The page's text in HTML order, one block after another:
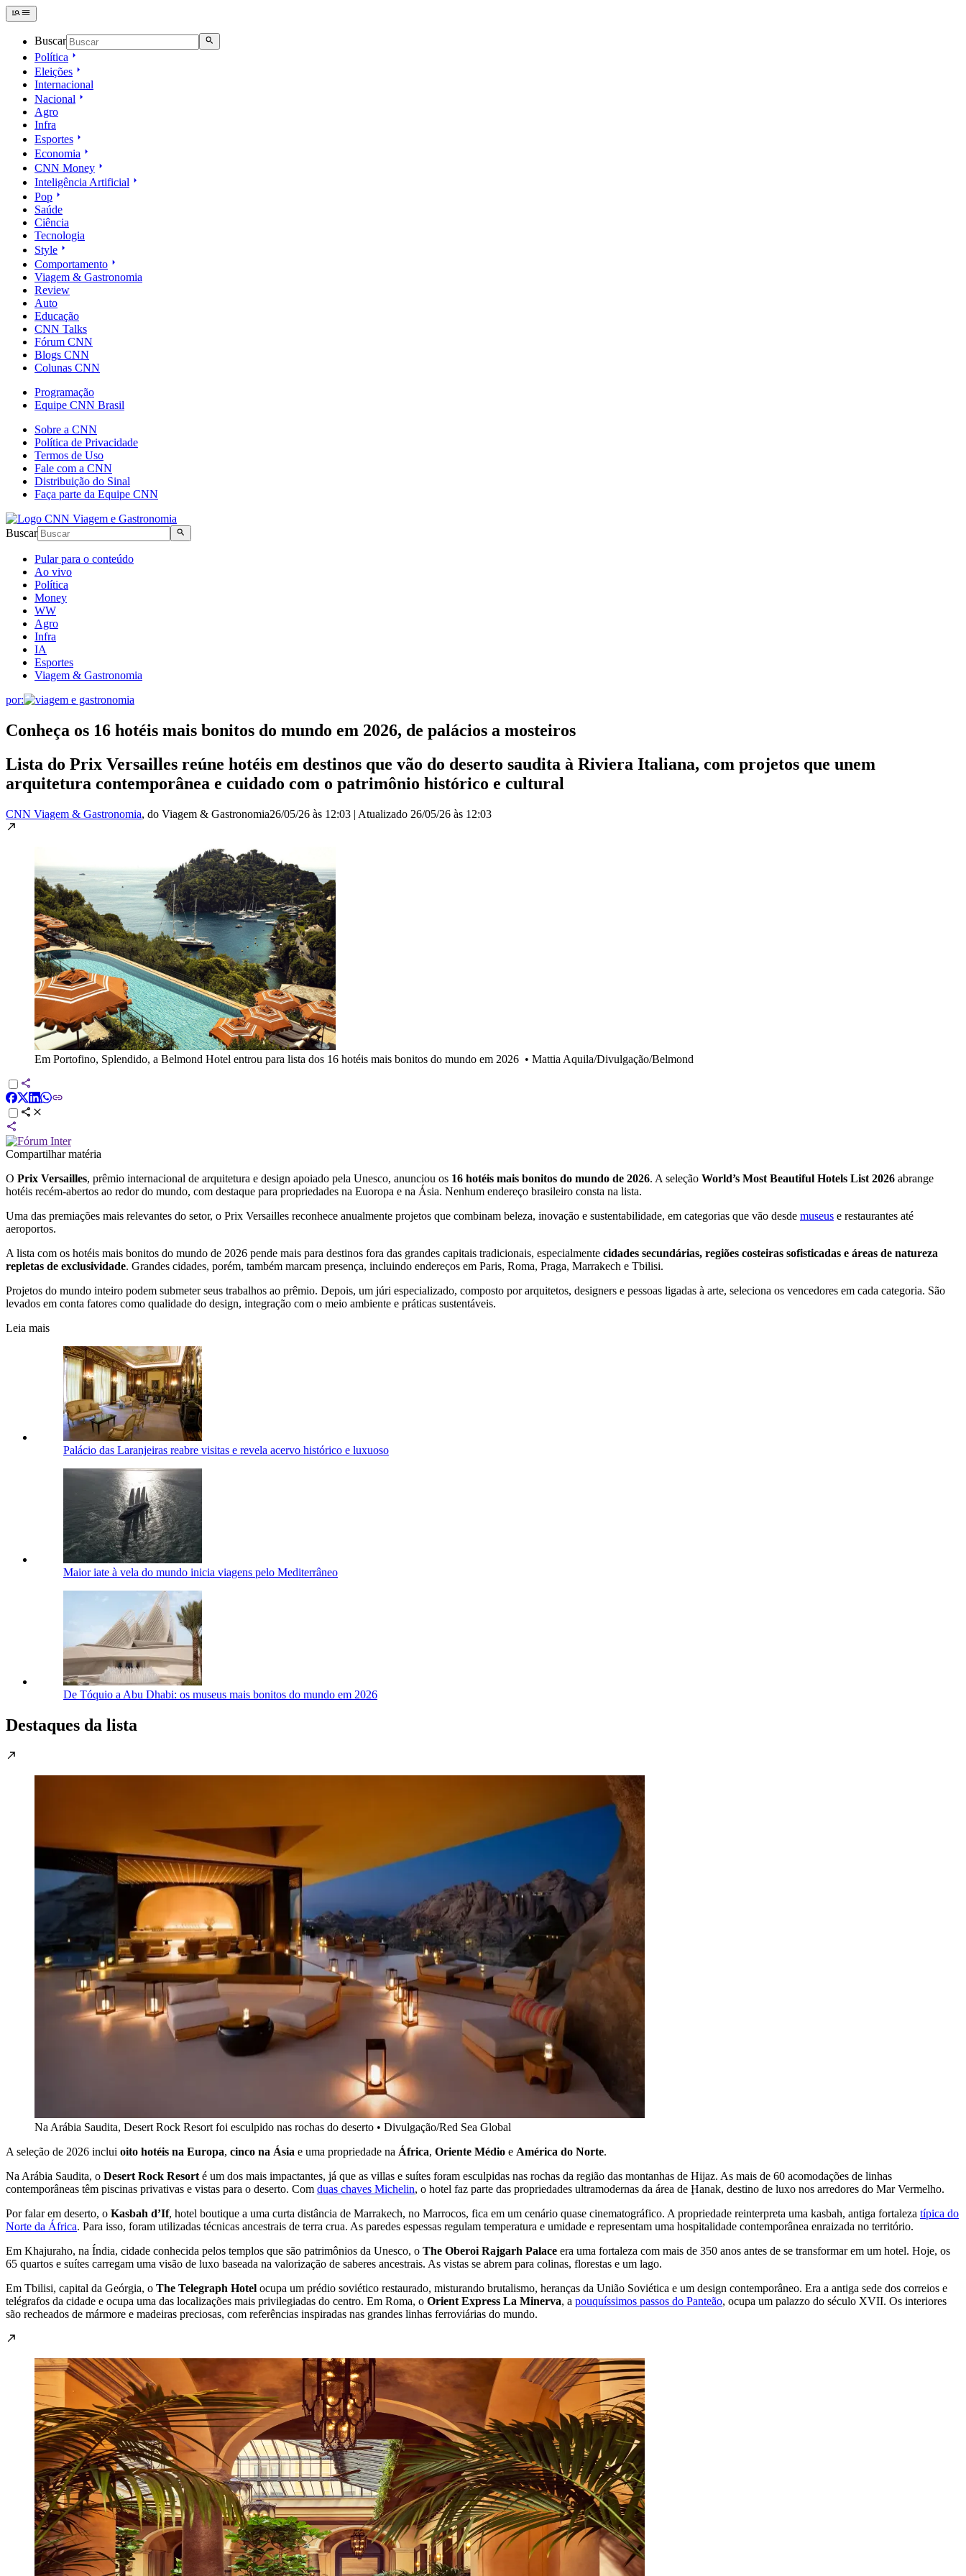
Buscar
Política
Eleições
Internacional
Nacional
Agro
Infra
Esportes
Economia
CNN Money
Inteligência Artificial
Pop
Saúde
Ciência
Tecnologia
Style
Comportamento
Viagem & Gastronomia
Review
Auto
Educação
CNN Talks
Fórum CNN
Blogs CNN
Colunas CNN
Programação
Equipe CNN Brasil
Sobre a CNN
Política de Privacidade
Termos de Uso
Fale com a CNN
Distribuição do Sinal
Faça parte da Equipe CNN
Buscar
Pular para o conteúdo
Ao vivo
Política
Money
WW
Agro
Infra
IA
Esportes
Viagem & Gastronomia
por:
Conheça os 16 hotéis mais bonitos do mundo em 2026, de palácios a mosteiros
Lista do Prix Versailles reúne hotéis em destinos que vão do deserto saudita à Riviera Italiana, com projetos que unem
arquitetura contemporânea e cuidado com o patrimônio histórico e cultural
CNN Viagem & Gastronomia, do Viagem & Gastronomia26/05/26 às 12:03 | Atualizado 26/05/26 às 12:03
Em Portofino, Splendido, a Belmond Hotel entrou para lista dos 16 hotéis mais bonitos do mundo em 2026 • Mattia Aquila/Divulgação/Belmond
Compartilhar matéria
O Prix Versailles, prêmio internacional de arquitetura e design apoiado pela Unesco, anunciou os 16 hotéis mais bonitos do mundo de 2026. A seleção World’s Most Beautiful Hotels List 2026 abrange
hotéis recém-abertos ao redor do mundo, com destaque para propriedades na Euoropa e na Ásia. Nenhum endereço brasileiro consta na lista.
Uma das premiações mais relevantes do setor, o Prix Versailles reconhece anualmente projetos que combinam beleza, inovação e sustentabilidade, em categorias que vão desde museus e restaurantes até
aeroportos.
A lista com os hotéis mais bonitos do mundo de 2026 pende mais para destinos fora das grandes capitais tradicionais, especialmente cidades secundárias, regiões costeiras sofisticadas e áreas de natureza
repletas de exclusividade. Grandes cidades, porém, também marcam presença, incluindo endereços em Paris, Roma, Praga, Marrakech e Tbilisi.
Projetos do mundo inteiro podem submeter seus trabalhos ao prêmio. Depois, um júri especializado, composto por arquitetos, designers e pessoas ligadas à arte, seleciona os vencedores em cada categoria. São
levados em conta fatores como qualidade do design, integração com o meio ambiente e práticas sustentáveis.
Leia mais
Palácio das Laranjeiras reabre visitas e revela acervo histórico e luxuoso
Maior iate à vela do mundo inicia viagens pelo Mediterrâneo
De Tóquio a Abu Dhabi: os museus mais bonitos do mundo em 2026
Destaques da lista
Na Arábia Saudita, Desert Rock Resort foi esculpido nas rochas do deserto • Divulgação/Red Sea Global
A seleção de 2026 inclui oito hotéis na Europa, cinco na Ásia e uma propriedade na África, Oriente Médio e América do Norte.
Na Arábia Saudita, o Desert Rock Resort é um dos mais impactantes, já que as villas e suítes foram esculpidas nas rochas da região das montanhas de Hijaz. As mais de 60 acomodações de linhas
contemporâneas têm piscinas privativas e vistas para o deserto. Com duas chaves Michelin, o hotel faz parte das propriedades ultramodernas da área de Ḩanak, destino de luxo nos arredores do Mar Vermelho.
Por falar em deserto, o Kasbah d’If, hotel boutique a uma curta distância de Marrakech, no Marrocos, fica em um cenário quase cinematográfico. A propriedade reinterpreta uma kasbah, antiga fortaleza típica do
Norte da África. Para isso, foram utilizadas técnicas ancestrais de terra crua. As paredes espessas regulam temperatura e umidade e representam uma hospitalidade contemporânea enraizada no território.
Em Khajuraho, na Índia, cidade conhecida pelos templos que são patrimônios da Unesco, o The Oberoi Rajgarh Palace era uma fortaleza com mais de 350 anos antes de se transformar em um hotel. Hoje, os
65 quartos e suítes carregam uma visão de luxo baseada na valorização de saberes ancestrais. As vistas se abrem para colinas, florestas e um lago.
Em Tbilisi, capital da Geórgia, o The Telegraph Hotel ocupa um prédio soviético restaurado, misturando brutalismo, heranças da União Soviética e um design contemporâneo. Era a antiga sede dos correios e
telégrafos da cidade e ocupa uma das localizações mais privilegiadas do centro. Em Roma, o Orient Express La Minerva, a pouquíssimos passos do Panteão, ocupa um palazzo do século XVII. Os interiores
são recheados de mármore e madeiras preciosas, com referências inspiradas nas grandes linhas ferroviárias do mundo.